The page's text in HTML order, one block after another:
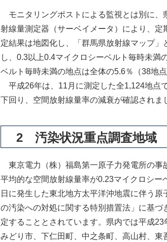
モニタリングポストによる監視とは別に、
射線量測定器（サーベイメータ）により、
定結果は地図化し、「群馬県放射線マップ
し、0.3以上0.4マイクロシーベルト毎時未満
ベルト毎時未満の地点は全体の5.6％（38地点
平成26年は、11月に測定した全1,124地点
下回り、空間放射線量率の減衰が確認されま
2 汚染状況重点調査地域
東京電力（株）福島第一原子力発電所の事
平均的な空間放射線量率が0.23マイクロシ
日に発生した東北地方太平洋沖地震に伴う
の汚染への対処に関する特別措置法」に基
定することとされています。県内では平成
みどり市、下仁田町、中之条町、高山村、